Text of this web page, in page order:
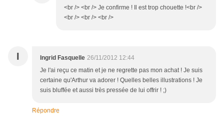
<br /> <br /> Je confirme ! Il est trop chouette !<br />
<br /> <br /> <br />
I Ingrid Fasquelle 26/11/2012 12:44
Je l'ai reçu ce matin et je ne regrette pas mon achat ! Je suis
certaine qu'Arthur va adorer ! Quelles belles illustrations ! Je
suis bluffée et aussi très pressée de lui offrir ! ;)
Répondre